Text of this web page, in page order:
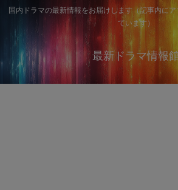
国内ドラマの最新情報をお届けします（記事内に
ています）
最新ドラマ情報